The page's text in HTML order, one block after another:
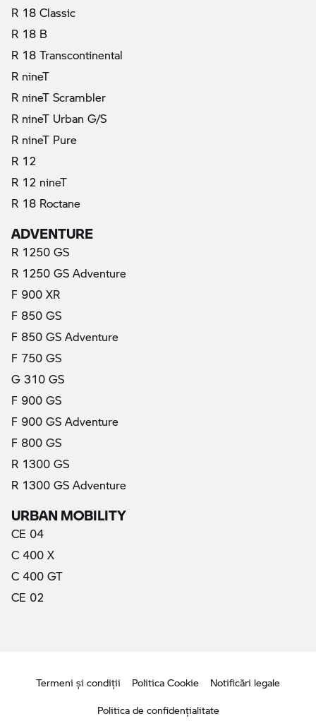
R 18 Classic
R 18 B
R 18 Transcontinental
R nineT
R nineT Scrambler
R nineT Urban G/S
R nineT Pure
R 12
R 12 nineT
R 18 Roctane
ADVENTURE
R 1250 GS
R 1250 GS Adventure
F 900 XR
F 850 GS
F 850 GS Adventure
F 750 GS(actual)
G 310 GS
F 900 GS
F 900 GS Adventure
F 800 GS
R 1300 GS
R 1300 GS Adventure
URBAN MOBILITY
CE 04
C 400 X
C 400 GT
CE 02
Termeni şi condiţii Politica Cookie
Notificări legale
Politica de confidenţialitate